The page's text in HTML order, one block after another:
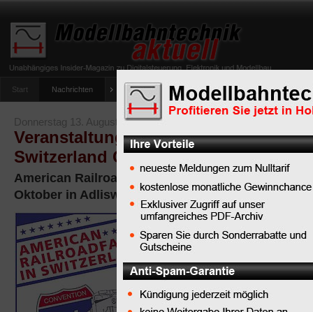
Start Nachrichten Tipps Newsletter Archiv Magazin
umfrage-viessmann-multiprotokoll-lichtdecoder
Donnerstag 13. August 2009
Veranstaltungstipp: American
Switzerland Convention 14
American Railroad Fans in Switzerland
Oktober in Adliswil bei Zürich
Das 14. Treffen
(Tagung und
Ausstellung) für
nordamerikanische
der Schweiz und